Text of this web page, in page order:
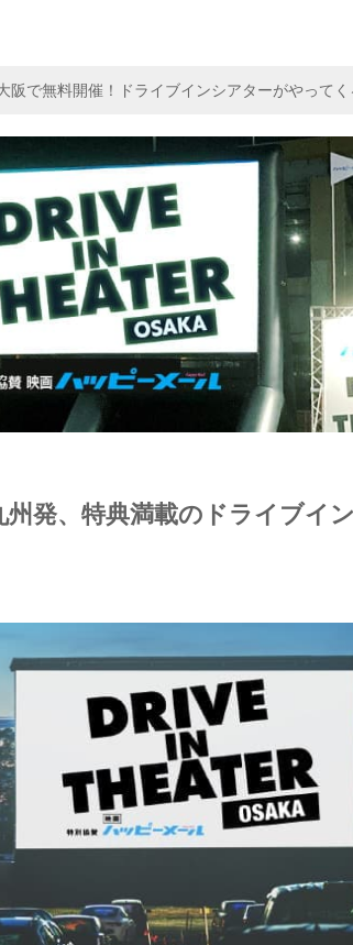
阪で無料開催！ドライブインシアターがやってく
州発、特典満載のドライブイ